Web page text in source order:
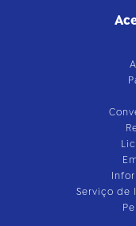
Serviço de